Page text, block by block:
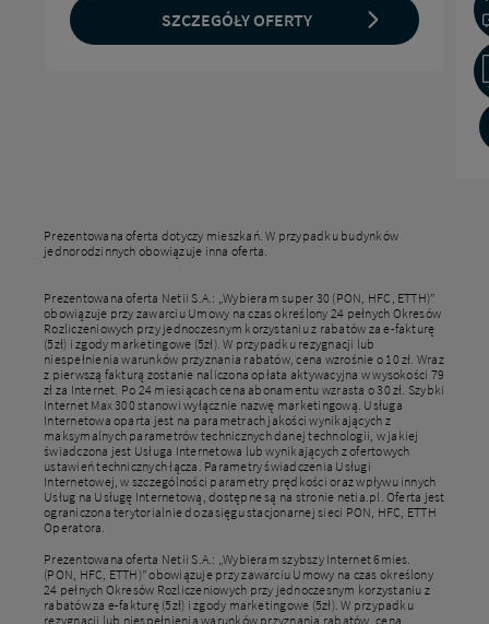
SZCZEGÓŁY OFERTY
Prezentowana oferta dotyczy mieszkań. W przypadku budynków
jednorodzinnych obowiązuje inna oferta.
Prezentowana oferta Netii S.A.: „Wybieram super 30 (PON, HFC, ETTH)”
obowiązuje przy zawarciu Umowy na czas określony 24 pełnych Okresów
Rozliczeniowych przy jednoczesnym korzystaniu z rabatów za e-fakturę
(5zł) i zgody marketingowe (5zł). W przypadku rezygnacji lub
niespełnienia warunków przyznania rabatów, cena wzrośnie o 10 zł. Wraz
z pierwszą fakturą zostanie naliczona opłata aktywacyjna w wysokości 79
zł za Internet. Po 24 miesiącach cena abonamentu wzrasta o 30 zł. Szybki
Internet Max 300 stanowi wyłącznie nazwę marketingową. Usługa
Internetowa oparta jest na parametrach jakości wynikających z
maksymalnych parametrów technicznych danej technologii, w jakiej
świadczona jest Usługa Internetowa lub wynikających z ofertowych
ustawień technicznych łącza. Parametry świadczenia Usługi
Internetowej, w szczególności parametry prędkości oraz wpływu innych
Usług na Usługę Internetową, dostępne są na stronie netia.pl. Oferta jest
ograniczona terytorialnie do zasięgu stacjonarnej sieci PON, HFC, ETTH
Operatora.
Prezentowana oferta Netii S.A.: „Wybieram szybszy Internet 6mies.
(PON, HFC, ETTH)” obowiązuje przy zawarciu Umowy na czas określony
24 pełnych Okresów Rozliczeniowych przy jednoczesnym korzystaniu z
rabatów za e-fakturę (5zł) i zgody marketingowe (5zł). W przypadku
rezygnacji lub niespełnienia warunków przyznania rabatów, cena